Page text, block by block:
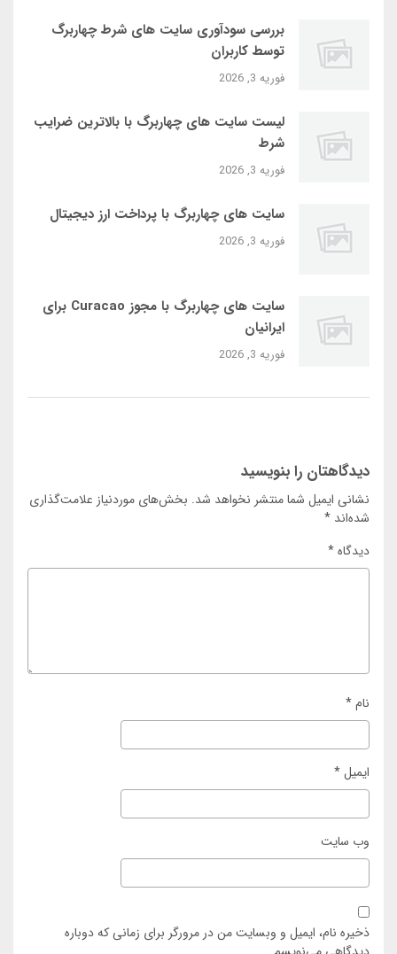
بررسی سودآوری سایت‌ های شرط چهاربرگ
توسط کاربران
فوریه 3, 2026
لیست سایت‌ های چهاربرگ با بالاترین ضرایب
شرط
فوریه 3, 2026
سایت‌ های چهاربرگ با پرداخت ارز دیجیتال
فوریه 3, 2026
سایت‌ های چهاربرگ با مجوز Curacao برای
ایرانیان
فوریه 3, 2026
دیدگاهتان را بنویسید
نشانی ایمیل شما منتشر نخواهد شد. بخش‌های موردنیاز علامت‌گذاری
شده‌اند *
دیدگاه*
نام*
ایمیل*
وب‌ سایت
ذخیره نام، ایمیل و وبسایت من در مرورگر برای زمانی که دوباره